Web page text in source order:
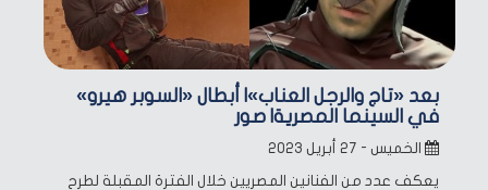
بعد «تاج والرجل العناب»| أبطال «السوبر هيرو»
في السينما المصرية| صور
الخميس - ٢٧ أبريل ٢٠٢٣
يعكف عدد من الفنانين المصريين خلال الفترة المقبلة لطرح